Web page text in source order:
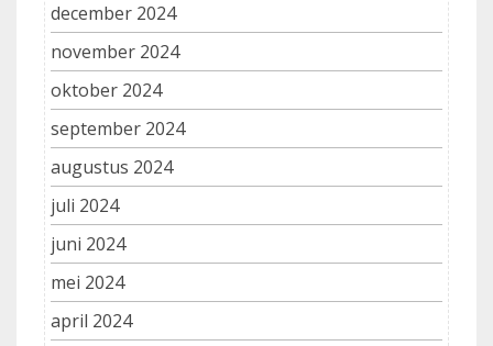
december 2024
november 2024
oktober 2024
september 2024
augustus 2024
juli 2024
juni 2024
mei 2024
april 2024